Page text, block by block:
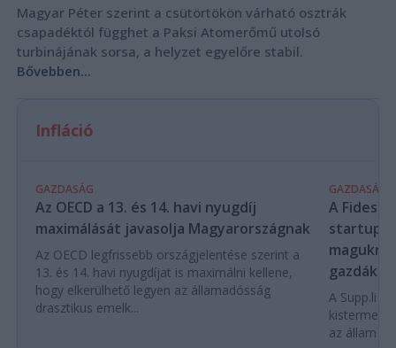
Magyar Péter szerint a csütörtökön várható osztrák
csapadéktól függhet a Paksi Atomerőmű utolsó
turbinájának sorsa, a helyzet egyelőre stabil.
Bővebben...
Infláció
GAZDASÁG
Az OECD a 13. és 14. havi nyugdíj
maximálását javasolja Magyarországnak
Az OECD legfrissebb országjelentése szerint a
13. és 14. havi nyugdíjat is maximálni kellene,
hogy elkerülhető legyen az államadósság
drasztikus emelk...
GAZDASÁG
A
magukra
gazdákat
A Supp.li
az állam